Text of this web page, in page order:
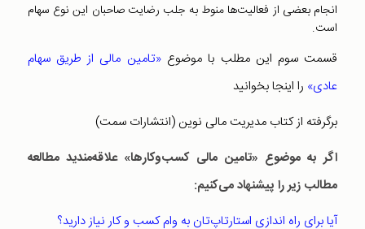
انجام بعضی از فعالیت‌ها منوط به جلب رضایت صاحبان این نوع سهام
است‌.
قسمت سوم این مطلب با موضوع«تامین مالی از طریق سهام
عادی» را اینجا بخوانید
برگرفته از کتاب مدیریت مالی نوین (انتشارات سمت)
اگر به موضوع «تامین مالی کسب‌و‌کارها» علاقه‌مندید مطالعه
مطالب زیر را پیشنهاد می‌کنیم:
آیا برای راه اندازی استارتاپ‌تان به وام کسب و کار نیاز دارید؟